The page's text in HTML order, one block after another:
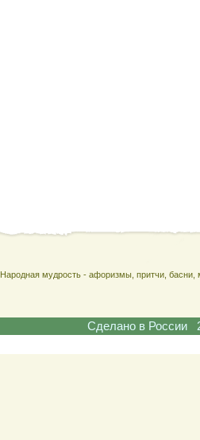
Народная мудрость - афоризмы, притчи,
Сделано в России